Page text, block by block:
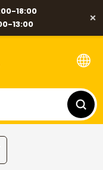
18:00
13:00
×